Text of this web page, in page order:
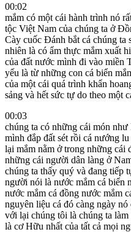
00:02
mắm có một cái hành trình nó
tộc Việt Nam của chúng ta ở
Cày cuốc Đánh bắt cá chúng ta
nhiên là có ẩm thực mắm xuất
của đất nước mình đi vào miền
yếu là từ những con cá biển
của một cái quá trình khẩn
sảng và hết sức tự do theo một
00:03
chúng ta có những cái món
mình đắp đất sét rồi cá nướng
lại mắm nằm ở trong những cái
những cái người dân làng ở
chúng ta thấy quý và đang tiếp
người nói là nước mắm cá biển
nước mắm cá đồng nước mắm
nguyên liệu cá đó càng ngày
với lại chúng tôi là chúng ta
là cơ Hữu nhất của tất cả mọi